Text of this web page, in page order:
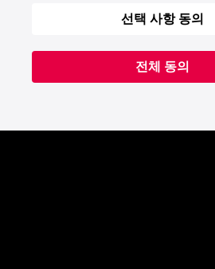
선택 사항 동의
전체 동의